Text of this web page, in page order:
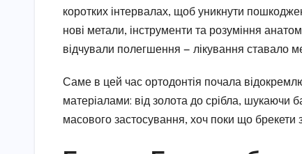
коротких інтервалах, щоб уникнути
нові метали, інструменти та розуміння
відчували полегшення — лікування ставало
Саме в цей час ортодонтія почала
матеріалами: від золота до срібла, шукаючи
масового застосування, хоч поки що